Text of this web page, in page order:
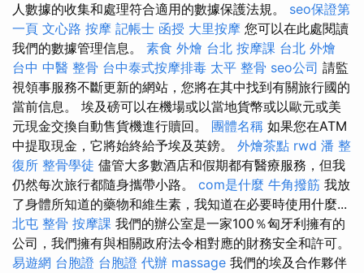
人數據的收集和處理符合適用的數據保護法規。 seo保證第
一頁 文心路 按摩 記帳士 函授 大里按摩 您可以在此處閱讀
我們的數據管理信息。 素食 外燴 台北 按摩課 台北 外燴
台中 中醫 整骨 台中泰式按摩排毒 太平 整骨 seo公司 請監
視領事服務不斷更新的網站，您將在其中找到有關旅行國的
當前信息。 埃及磅可以在機場或以當地貨幣或以歐元或美
元現金交換自動售貨機進行贖回。 團體名稱 如果您在ATM
中提取現金，它將始終給予埃及英鎊。 外燴茶點 rwd 潘 整
復所 整骨學徒 儘管大多數酒店和假期都有醫療服務，但我
仍然每次旅行都隨身攜帶小路。 com是什麼 牛角撥筋 我放
了身體所知道的藥物和維生素，我知道在必要時使用什麼...
北屯 整骨 按摩課 我們的辦公室是一家100％匈牙利擁有的
公司，我們擁有與相關政府法令相對應的財務安全和許可。
易遊網 台胞證 台胞證 代辦 massage 我們的埃及合作夥伴